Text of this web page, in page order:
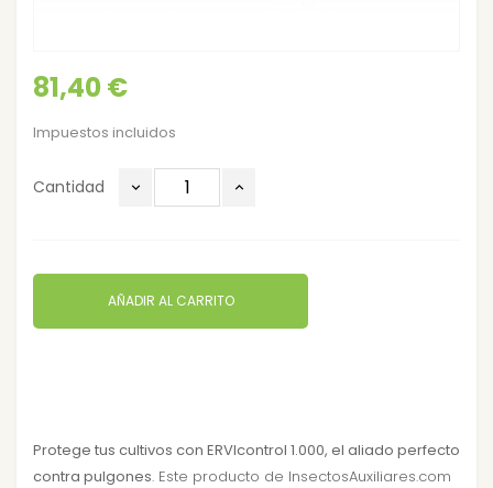
81,40 €
Impuestos incluidos
Cantidad
AÑADIR AL CARRITO
Protege tus cultivos con ERVIcontrol 1.000, el aliado perfecto
contra pulgones. Este producto de InsectosAuxiliares.com